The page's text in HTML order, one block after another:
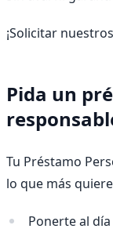
¡Solicitar
Pida un
Tu Préstamo
lo que más
Ponerte al